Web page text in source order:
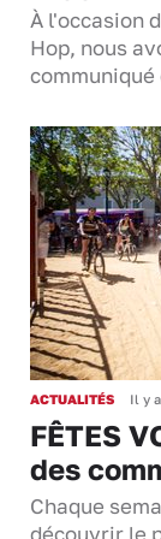
À l'occasion
Hop, nous
ACTUALITÉS Il y
FÊTES
des
Chaque